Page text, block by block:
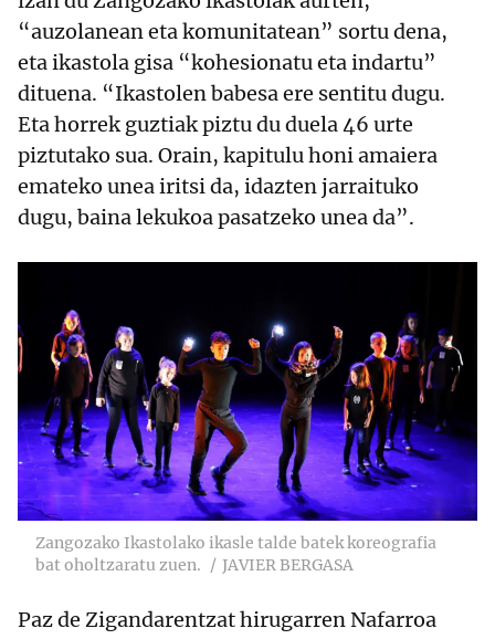
“auzolanean eta komunitatean” sortu dena,
eta ikastola gisa “kohesionatu eta indartu”
dituena. “Ikastolen babesa ere sentitu dugu.
Eta horrek guztiak piztu du duela 46 urte
piztutako sua. Orain, kapitulu honi amaiera
emateko unea iritsi da, idazten jarraituko
dugu, baina lekukoa pasatzeko unea da”.
Zangozako Ikastolako ikasle talde batek koreografia
bat oholtzaratu zuen.
JAVIER BERGASA
Paz de Zigandarentzat hirugarren Nafarroa